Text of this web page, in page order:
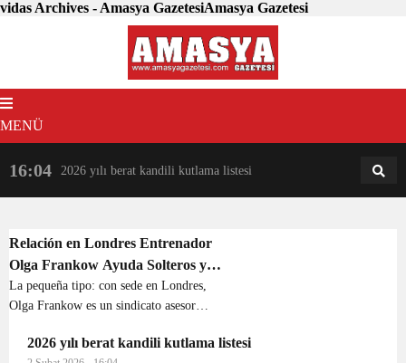
vidas Archives - Amasya GazetesiAmasya Gazetesi
MENÜ
16:04 2026 yılı berat kandili kutlama listesi 18:31
Relación en Londres Entrenador
Olga Frankow Ayuda Solteros y
Socios Analizar Ellos y Mejorar su
Me gusta Vidas
La pequeña tipo: con sede en Londres,
Olga Frankow es un sindicato asesor
incita solteros y parejas a reevaluarse
2026 yılı berat kandili kutlama listesi